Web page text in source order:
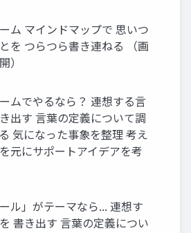
ム マインドマップで 思いつ
を つらつら書き連ねる （画
）
ムでやるなら？ 連想する⾔
出す ⾔葉の定義について調
気になった事象を整理 考え
元にサポートアイデアを考
ール」がテーマなら... 連想す
書き出す ⾔葉の定義につい